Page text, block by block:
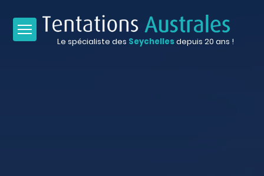
Le spécialiste des Seychellesdepuis 20 ans !